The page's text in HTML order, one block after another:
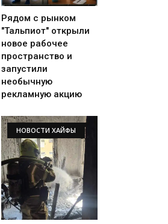
Рядом с рынком
"Тальпиот" открыли
новое рабочее
пространство и
запустили
необычную
рекламную акцию
НОВОСТИ ХАЙФЫ